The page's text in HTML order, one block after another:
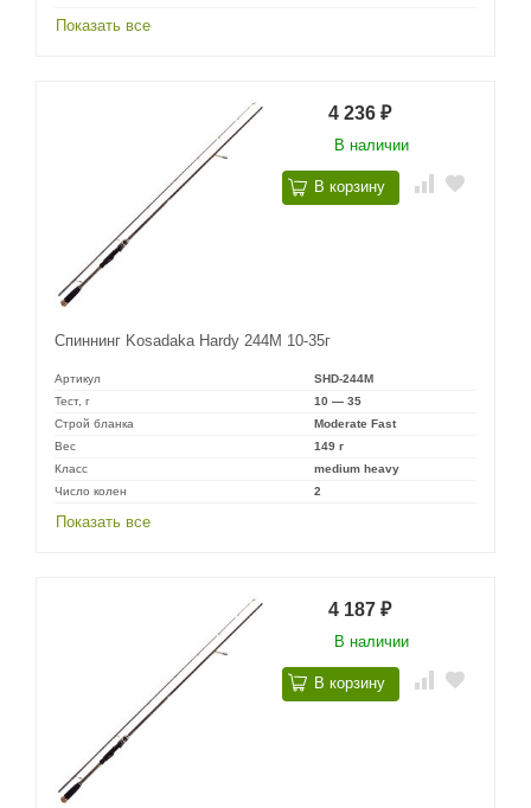
Показать все
Спиннинг Kosadaka Hardy 244M 10-35г
Артикул
SHD-244M
Тест, г
10 — 35
Строй бланка
Moderate Fast
Вес
149 г
Класс
medium heavy
Число колен
2
Показать все
4 236 ₽
В наличии
В корзину
4 187 ₽
В наличии
В корзину